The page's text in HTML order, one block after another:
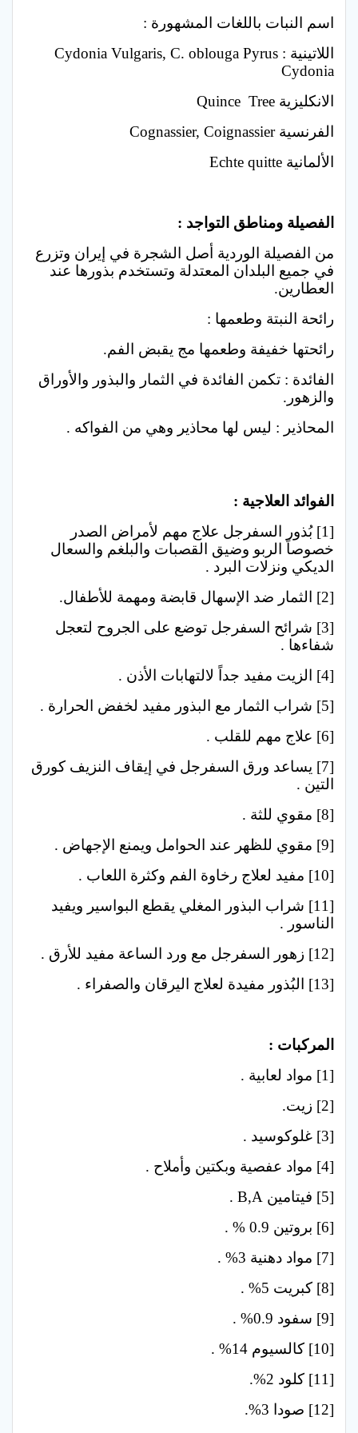
اسم النبات باللغات المشهورة :
اللاتينية : Cydonia Vulgaris, C. oblouga Pyrus
Cydonia
الانكليزية Quince Tree
الفرنسية Cognassier, Coignassier
الألمانية Echte quitte
الفصيلة ومناطق التواجد :
من الفصيلة الوردية أصل الشجرة في إيران وتزرع
في جميع البلدان المعتدلة وتستخدم بذورها عند
العطارين.
رائحة النبتة وطعمها :
رائحتها خفيفة وطعمها مج يقبض الفم.
الفائدة : تكمن الفائدة في الثمار والبذور والأوراق
والزهور.
المحاذير : ليس لها محاذير وهي من الفواكه .
الفوائد العلاجية :
[1] بُذور السفرجل علاج مهم لأمراض الصدر
خصوصاً الربو وضيق القصبات والبلغم والسعال
الديكي ونزلات البرد .
[2] الثمار ضد الإسهال قابضة ومهمة للأطفال.
[3] شرائح السفرجل توضع على الجروح لتعجل
شفاءها .
[4] الزيت مفيد جداً لالتهابات الأذن .
[5] شراب الثمار مع البذور مفيد لخفض الحرارة .
[6] علاج مهم للقلب .
[7] يساعد ورق السفرجل في إيقاف النزيف كورق
التين .
[8] مقوي للثة .
[9] مقوي للظهر عند الحوامل ويمنع الإجهاض .
[10] مفيد لعلاج رخاوة الفم وكثرة اللعاب .
[11] شراب البذور المغلي يقطع البواسير ويفيد
الناسور .
[12] زهور السفرجل مع ورد الساعة مفيد للأرق .
[13] البُذور مفيدة لعلاج اليرقان والصفراء .
المركبات :
[1] مواد لعابية .
[2] زيت.
[3] غلوكوسيد .
[4] مواد عفصية وبكتين وأملاح .
[5] فيتامين B,A .
[6] بروتين 0.9 % .
[7] مواد دهنية 3% .
[8] كبريت 5% .
[9] سفود 0.9% .
[10] كالسيوم 14% .
[11] كلود 2%.
[12] صودا 3%.